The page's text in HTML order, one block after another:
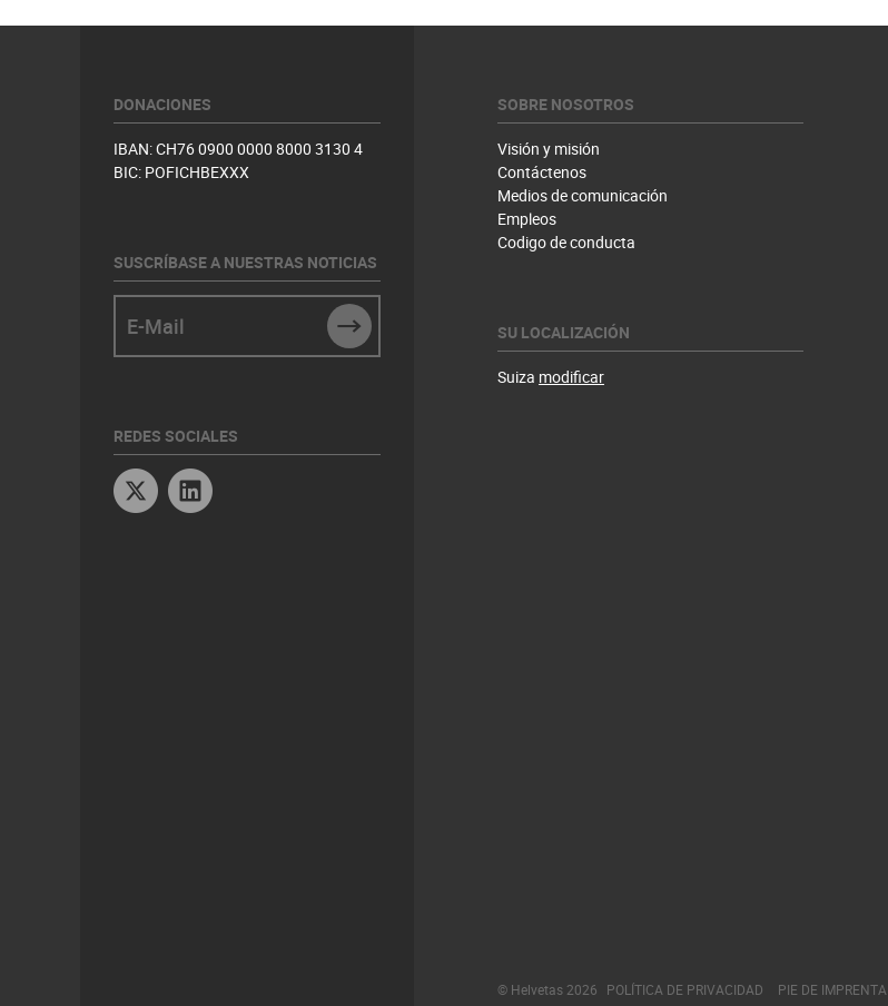
DONACIONES
IBAN: CH76 0900 0000 8000 3130 4
BIC: POFICHBEXXX
SUSCRÍBASE A NUESTRAS NOTICIAS
SUBMIT
REDES SOCIALES
Twitter
SOBRE NOSOTROS
Visión y misión
Contáctenos
Medios de comunicación
Empleos
Codigo de conducta
SU LOCALIZACIÓN
Suiza modificar
© Helvetas 2026 POLÍTICA DE PRIVACIDAD PIE DE IMPRENTA